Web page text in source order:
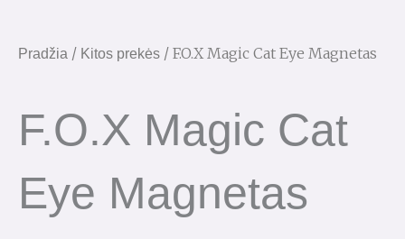
Pradžia / Kitos prekės / F.O.X Magic Cat Eye Magnetas
F.O.X Magic Cat
Eye Magnetas